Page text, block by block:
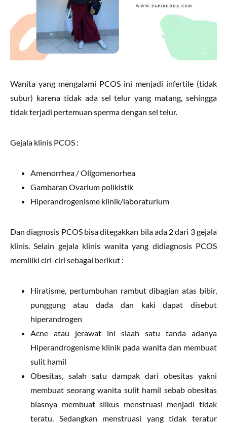
Wanita yang mengalami PCOS ini menjadi infertile (tidak
subur) karena tidak ada sel telur yang matang, sehingga
tidak terjadi pertemuan sperma dengan sel telur.
Gejala klinis PCOS :
Amenorrhea / Oligomenorhea
Gambaran Ovarium polikistik
Hiperandrogenisme klinik/laboraturium
Dan diagnosis PCOS bisa ditegakkan bila ada 2 dari 3 gejala
klinis. Selain gejala klinis wanita yang didiagnosis PCOS
memiliki ciri-ciri sebagai berikut :
Hiratisme, pertumbuhan rambut dibagian atas bibir,
punggung atau dada dan kaki dapat disebut
hiperandrogen
Acne atau jerawat ini slaah satu tanda adanya
Hiperandrogenisme klinik pada wanita dan membuat
sulit hamil
Obesitas, salah satu dampak dari obesitas yakni
membuat seorang wanita sulit hamil sebab obesitas
biasnya membuat silkus menstruasi menjadi tidak
teratu. Sedangkan menstruasi yang tidak teratur